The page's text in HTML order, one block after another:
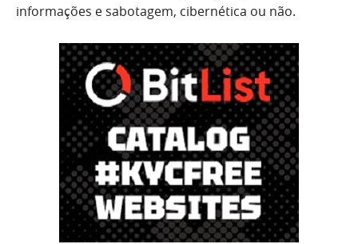
informações e sabotagem, cibernética ou não.